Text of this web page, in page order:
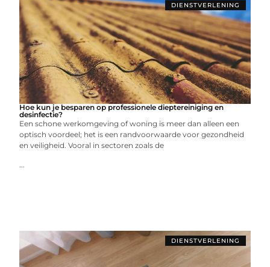
DIENSTVERLENING
Hoe kun je besparen op professionele dieptereiniging en
desinfectie?
Een schone werkomgeving of woning is meer dan alleen een
optisch voordeel; het is een randvoorwaarde voor gezondheid
en veiligheid. Vooral in sectoren zoals de
...
DIENSTVERLENING